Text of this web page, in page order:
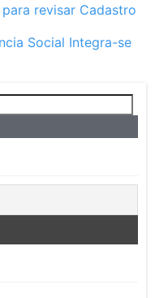
revisar Cadastro
Social Integra-se